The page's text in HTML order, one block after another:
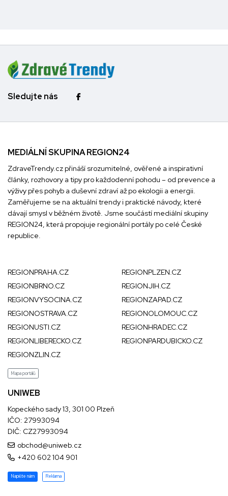
Sledujte nás
MEDIÁLNÍ SKUPINA REGION24
ZdraveTrendy.cz přináší srozumitelné, ověřené a inspirativní
články, rozhovory a tipy pro každodenní pohodu – od prevence a
výživy přes pohyb a duševní zdraví až po ekologii a energii.
Zaměřujeme se na aktuální trendy i praktické návody, které
dávají smysl v běžném životě. Jsme součástí mediální skupiny
REGION24, která propojuje regionální portály po celé České
republice.
REGIONPRAHA.CZ
REGIONPLZEN.CZ
REGIONBRNO.CZ
REGIONJIH.CZ
REGIONVYSOCINA.CZ
REGIONZAPAD.CZ
REGIONOSTRAVA.CZ
REGIONOLOMOUC.CZ
REGIONUSTI.CZ
REGIONHRADEC.CZ
REGIONLIBERECKO.CZ
REGIONPARDUBICKO.CZ
REGIONZLIN.CZ
Mapa portálů
UNIWEB
Kopeckého sady 13, 301 00 Plzeň
IČO: 27993094
DIČ: CZ27993094
obchod@uniweb.cz
+420 602 104 901
Napište nám Reklama